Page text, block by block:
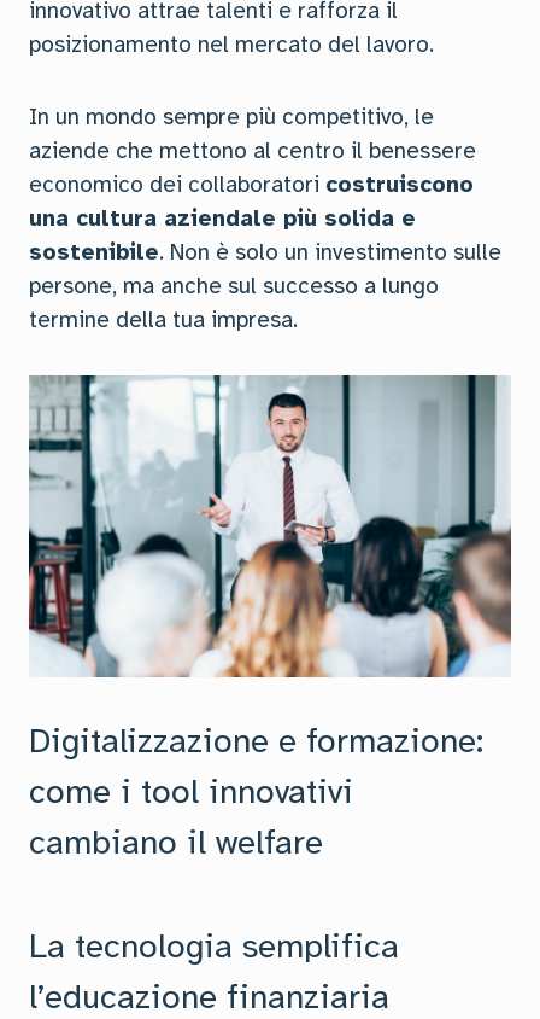
innovativo attrae talenti e rafforza il
posizionamento nel mercato del lavoro.
In un mondo sempre più competitivo, le
aziende che mettono al centro il benessere
economico dei collaboratori costruiscono
una cultura aziendale più solida e
sostenibile. Non è solo un investimento sulle
persone, ma anche sul successo a lungo
termine della tua impresa.
Digitalizzazione e formazione:
come i tool innovativi
cambiano il welfare
La tecnologia semplifica
l’educazione finanziaria